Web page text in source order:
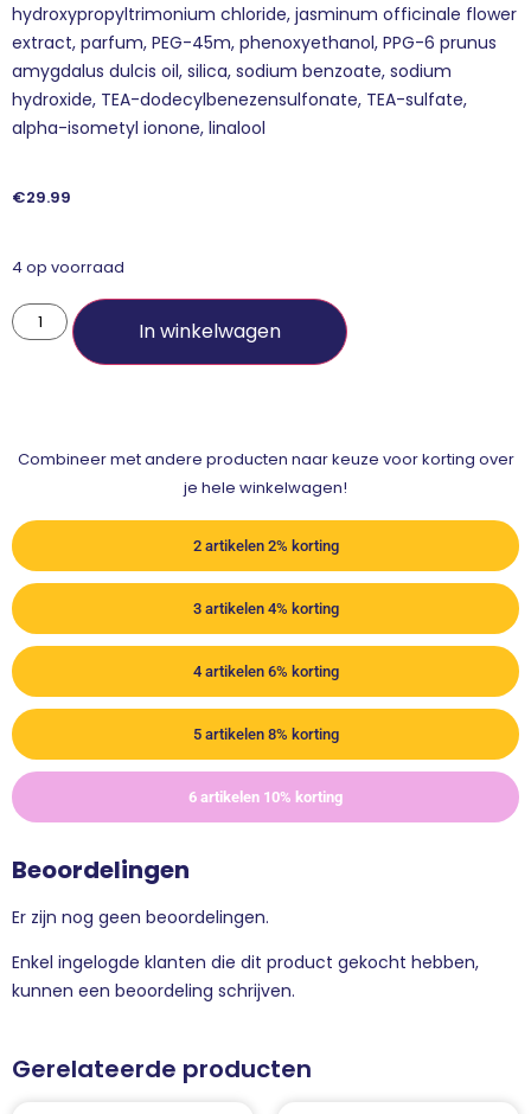
hydroxypropyltrimonium chloride, jasminum officinale flower
extract, parfum, PEG-45m, phenoxyethanol, PPG-6 prunus
amygdalus dulcis oil, silica, sodium benzoate, sodium
hydroxide, TEA-dodecylbenezensulfonate, TEA-sulfate,
alpha-isometyl ionone, linalool
€29.99
4 op voorraad
In winkelwagen
Combineer met andere producten naar keuze voor korting over
je hele winkelwagen!
2 artikelen 2% korting
3 artikelen 4% korting
4 artikelen 6% korting
5 artikelen 8% korting
6 artikelen 10% korting
Beoordelingen
Er zijn nog geen beoordelingen.
Enkel ingelogde klanten die dit product gekocht hebben,
kunnen een beoordeling schrijven.
Gerelateerde producten